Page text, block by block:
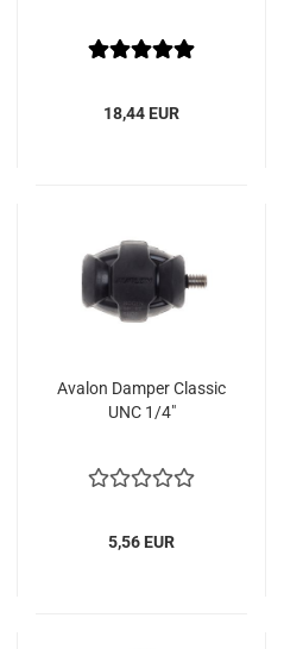
18,44 EUR
Avalon Damper Classic
UNC 1/4"
5,56 EUR